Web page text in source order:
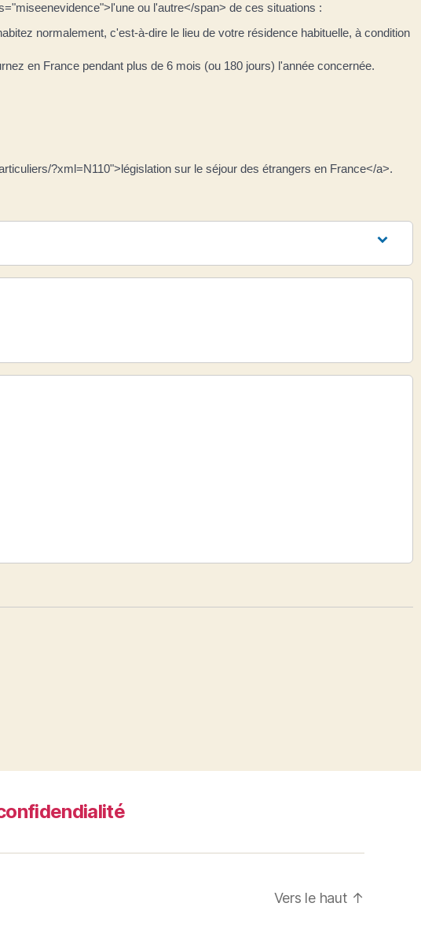
ou l'autre</span> de ces situations :
normalement, c'est-à-dire le lieu de votre résidence habituelle, à condition
en France pendant plus de 6 mois (ou 180 jours) l'année concernée.
?xml=N110">législation sur le séjour des étrangers en France</a>.
Vers le haut ↑